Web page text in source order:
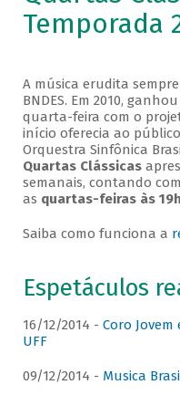
Temporada
A música erudita
BNDES. Em 2010,
quarta-feira com o
início oferecia ao
Orquestra Sinfônica
Quartas Clássicas
semanais, contando
as quartas-feiras às 19h
Saiba como funciona a
Espetáculos
16/12/2014 - Coro
UFF
09/12/2014 - Musica